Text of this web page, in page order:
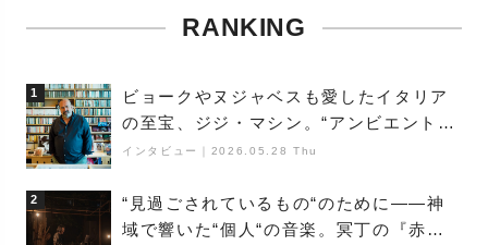
RANKING
1
ビョークやヌジャベスも愛したイタリア
の至宝、ジジ・マシン。“アンビエントの
巨匠”が明かす創作の原点と、「動き」に
インタビュー 2026.05.28 Thu
2
“見過ごされているもの“のために――神
域で響いた“個人“の音楽。冥丁の『赤城